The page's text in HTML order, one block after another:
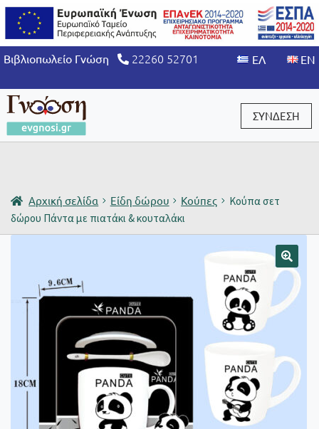
Βιβλιοπωλείο Γνώση 22260 52701
ΣΥΝΔΕΣΗ
Αρχική σελίδα Είδη δώρου Κούπες
Κούπα σετ
δώρου Πάντα με πιατάκι & κουταλάκι
🔍